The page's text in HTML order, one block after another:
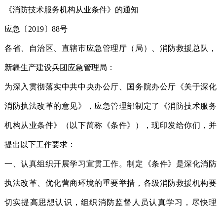
《消防技术服务机构从业条件》的通知
应急〔2019〕88号
各省、自治区、直辖市应急管理厅（局）、消防救援总队，
新疆生产建设兵团应急管理局：
为深入贯彻落实中共中央办公厅、国务院办公厅《关于深化
消防执法改革的意见》，应急管理部制定了《消防技术服务
机构从业条件》（以下简称《条件》），现印发给你们，并
提出以下工作要求：
一、认真组织开展学习宣贯工作。制定《条件》是深化消防
执法改革、优化营商环境的重要举措，各级消防救援机构要
切实提高思想认识，组织消防监督人员认真学习，尽快理